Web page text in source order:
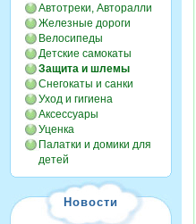
Автотреки, Авторалли
Железные дороги
Велосипеды
Детские самокаты
Защита и шлемы
Снегокаты и санки
Уход и гигиена
Аксессуары
Уценка
Палатки и домики для
детей
Новости